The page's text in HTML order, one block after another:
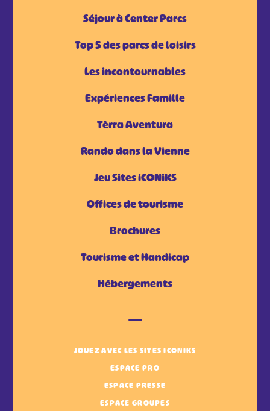
Séjour à Center Parcs
Top 5 des parcs de loisirs
Les incontournables
Expériences Famille
Tèrra Aventura
Rando dans la Vienne
Jeu Sites iCONiKS
Offices de tourisme
Brochures
Tourisme et Handicap
Hébergements
JOUEZ AVEC LES SITES ICONIKS
ESPACE PRO
ESPACE PRESSE
ESPACE GROUPES